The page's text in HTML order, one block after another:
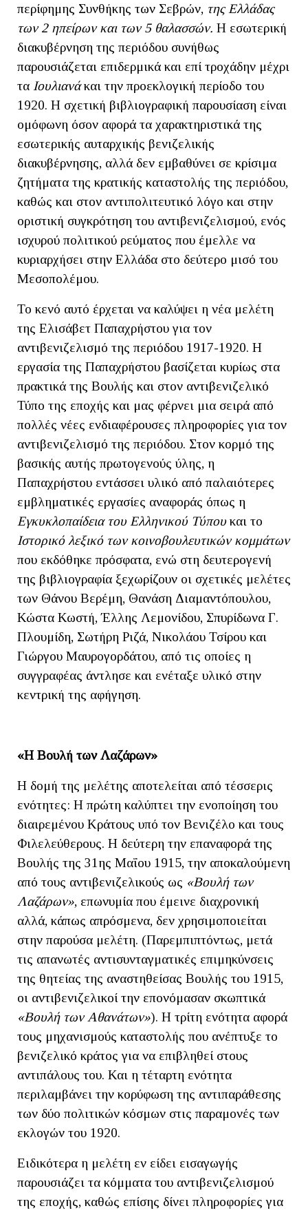
περίφημης Συνθήκης των Σεβρών, της Ελλάδας
των 2 ηπείρων και των 5 θαλασσών. Η εσωτερική
διακυβέρνηση της περιόδου συνήθως
παρουσιάζεται επιδερμικά και επί τροχάδην μέχρι
τα Ιουλιανάκαι την προεκλογική περίοδο του
1920. Η σχετική βιβλιογραφική παρουσίαση είναι
ομόφωνη όσον αφορά τα χαρακτηριστικά της
εσωτερικής αυταρχικής βενιζελικής
διακυβέρνησης, αλλά δεν εμβαθύνει σε κρίσιμα
ζητήματα της κρατικής καταστολής της περιόδου,
καθώς και στον αντιπολιτευτικό λόγο και στην
οριστική συγκρότηση του αντιβενιζελισμού, ενός
ισχυρού πολιτικού ρεύματος που έμελλε να
κυριαρχήσει στην Ελλάδα στο δεύτερο μισό του
Μεσοπολέμου.
Το κενό αυτό έρχεται να καλύψει η νέα μελέτη
της Ελισάβετ Παπαχρήστου για τον
αντιβενιζελισμό της περιόδου 1917-1920. Η
εργασία της Παπαχρήστου βασίζεται κυρίως στα
πρακτικά της Βουλής και στον αντιβενιζελικό
Τύπο της εποχής και μας φέρνει μια σειρά από
πολλές νέες ενδιαφέρουσες πληροφορίες για τον
αντιβενιζελισμό της περιόδου. Στον κορμό της
βασικής αυτής πρωτογενούς ύλης, η
Παπαχρήστου εντάσσει υλικό από παλαιότερες
εμβληματικές εργασίες αναφοράς όπως η
Εγκυκλοπαίδεια του Ελληνικού Τύπου και το
Ιστορικό λεξικό των κοινοβουλευτικών κομμάτων
που εκδόθηκε πρόσφατα, ενώ στη δευτερογενή
της βιβλιογραφία ξεχωρίζουν οι σχετικές μελέτες
των Θάνου Βερέμη, Θανάση Διαμαντόπουλου,
Κώστα Κωστή, Έλλης Λεμονίδου, Σπυρίδωνα Γ.
Πλουμίδη, Σωτήρη Ριζά, Νικολάου Τσίρου και
Γιώργου Μαυρογορδάτου, από τις οποίες η
συγγραφέας άντλησε και ενέταξε υλικό στην
κεντρική της αφήγηση.
«Η Βουλή των Λαζάρων»
Η δομή της μελέτης αποτελείται από τέσσερις
ενότητες: Η πρώτη καλύπτει την ενοποίηση του
διαιρεμένου Κράτους υπό τον Βενιζέλο και τους
Φιλελεύθερους. Η δεύτερη την επαναφορά της
Βουλής της 31ης Μαΐου 1915, την αποκαλούμενη
από τους αντιβενιζελικούς ως «Βουλή των
Λαζάρων», επωνυμία που έμεινε διαχρονική
αλλά, κάπως απρόσμενα, δεν χρησιμοποιείται
στην παρούσα μελέτη. (Παρεμπιπτόντως, μετά
τις απανωτές αντισυνταγματικές επιμηκύνσεις
της θητείας της αναστηθείσας Βουλής του 1915,
οι αντιβενιζελικοί την επονόμασαν σκωπτικά
«Βουλή των Αθανάτων»). Η τρίτη ενότητα αφορά
τους μηχανισμούς καταστολής που ανέπτυξε το
βενιζελικό κράτος για να επιβληθεί στους
αντιπάλους του. Και η τέταρτη ενότητα
περιλαμβάνει την κορύφωση της αντιπαράθεσης
των δύο πολιτικών κόσμων στις παραμονές των
εκλογών του 1920.
Ειδικότερα η μελέτη εν είδει εισαγωγής
παρουσιάζει τα κόμματα του αντιβενιζελισμού
της εποχής, καθώς επίσης δίνει πληροφορίες για